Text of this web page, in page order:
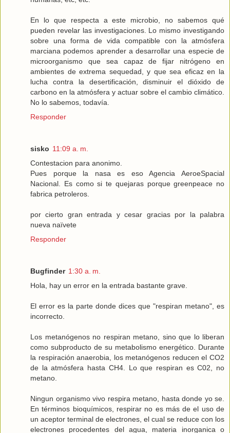
En lo que respecta a este microbio, no sabemos qué
pueden revelar las investigaciones. Lo mismo investigando
sobre una forma de vida compatible con la atmósfera
marciana podemos aprender a desarrollar una especie de
microorganismo que sea capaz de fijar nitrógeno en
ambientes de extrema sequedad, y que sea eficaz en la
lucha contra la desertificación, disminuir el dióxido de
carbono en la atmósfera y actuar sobre el cambio climático.
No lo sabemos, todavía.
Responder
sisko 11:09 a. m.
Contestacion para anonimo.
Pues porque la nasa es eso Agencia AeroeSpacial
Nacional. Es como si te quejaras porque greenpeace no
fabrica petroleros.
por cierto gran entrada y cesar gracias por la palabra
nueva naïvete
Responder
Bugfinder 1:30 a. m.
Hola, hay un error en la entrada bastante grave.
El error es la parte donde dices que "respiran metano", es
incorrecto.
Los metanógenos no respiran metano, sino que lo liberan
como subproducto de su metabolismo energético. Durante
la respiración anaerobia, los metanógenos reducen el CO2
de la atmósfera hasta CH4. Lo que respiran es C02, no
metano.
Ningun organismo vivo respira metano, hasta donde yo se.
En términos bioquímicos, respirar no es más de el uso de
un aceptor terminal de electrones, el cual se reduce con los
electrones procedentes del agua, materia inorganica o